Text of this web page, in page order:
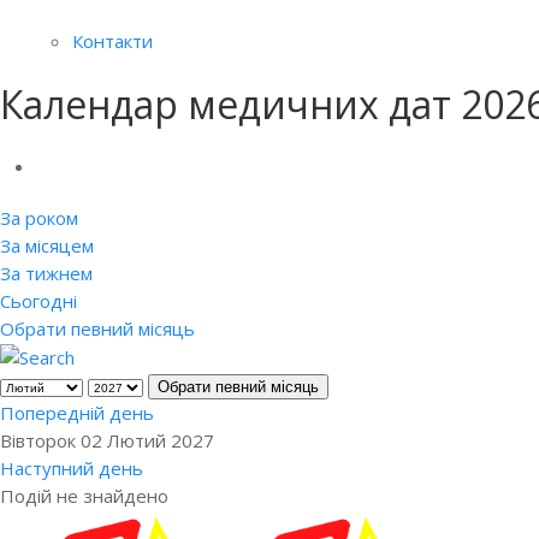
Контакти
Календар медичних дат
За роком
За місяцем
За тижнем
Сьогодні
Обрати певний місяць
Обрати певний місяць
Попередній день
Вівторок 02 Лютий 2027
Наступний день
Подій не знайдено